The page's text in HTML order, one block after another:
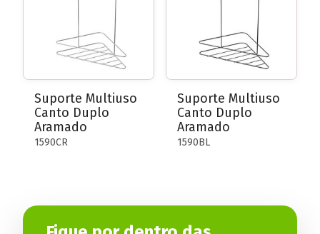
Suporte Multiuso
Canto Duplo
Aramado
1590CR
Suporte Multiuso
Canto Duplo
Aramado
1590BL